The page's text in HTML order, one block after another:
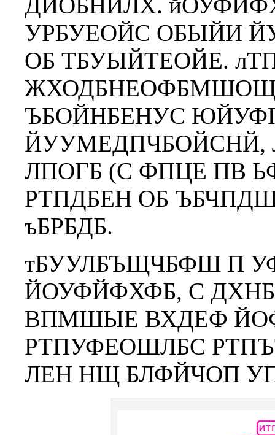
УРБУЕОЙС ОБЫЙИ
ОБ ТБУЫЙТЕОЙЕ.
ЪБОЙНБЕНУС
ЛПОГБ (С ФПЦЕ ПВ
РТПДБЕН ОБ
ъБРБДБ.
тБУУЛБЪЩЧБФШ П
ЙОУФЙФХФБ, С
ВПМШЫЕ ВХДЕФ
РТПУФЕОШЛБС
ЛЕН НЩ БЛФЙЧОП